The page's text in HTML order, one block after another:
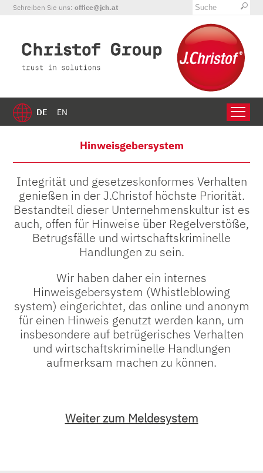
Schreiben Sie uns:office@jch.at
DE EN
Hinweisgebersystem
Integrität und gesetzeskonformes Verhalten
genießen in der J.Christof höchste Priorität.
Bestandteil dieser Unternehmenskultur ist es
auch, offen für Hinweise über Regelverstöße,
Betrugsfälle und wirtschaftskriminelle
Handlungen zu sein.
Wir haben daher ein internes
Hinweisgebersystem (Whistleblowing
system) eingerichtet, das online und anonym
für einen Hinweis genutzt werden kann, um
insbesondere auf betrügerisches Verhalten
und wirtschaftskriminelle Handlungen
aufmerksam machen zu können.
Weiter zum Meldesystem